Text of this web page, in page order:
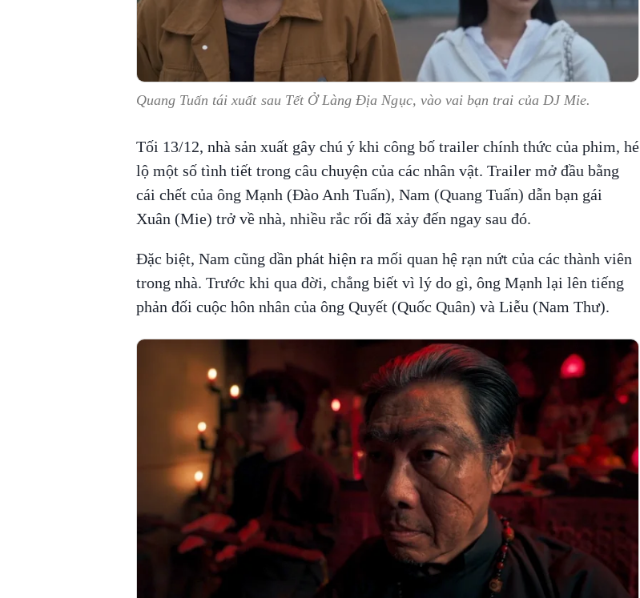
Quang Tuấn tái xuất sau Tết Ở Làng Địa Ngục, vào vai bạn trai của DJ Mie.
Tối 13/12, nhà sản xuất gây chú ý khi công bố trailer chính thức của phim, hé
lộ một số tình tiết trong câu chuyện của các nhân vật. Trailer mở đầu bằng
cái chết của ông Mạnh (Đào Anh Tuấn), Nam (Quang Tuấn) dẫn bạn gái
Xuân (Mie) trở về nhà, nhiều rắc rối đã xảy đến ngay sau đó.
Đặc biệt, Nam cũng dần phát hiện ra mối quan hệ rạn nứt của các thành viên
trong nhà. Trước khi qua đời, chẳng biết vì lý do gì, ông Mạnh lại lên tiếng
phản đối cuộc hôn nhân của ông Quyết (Quốc Quân) và Liễu (Nam Thư).